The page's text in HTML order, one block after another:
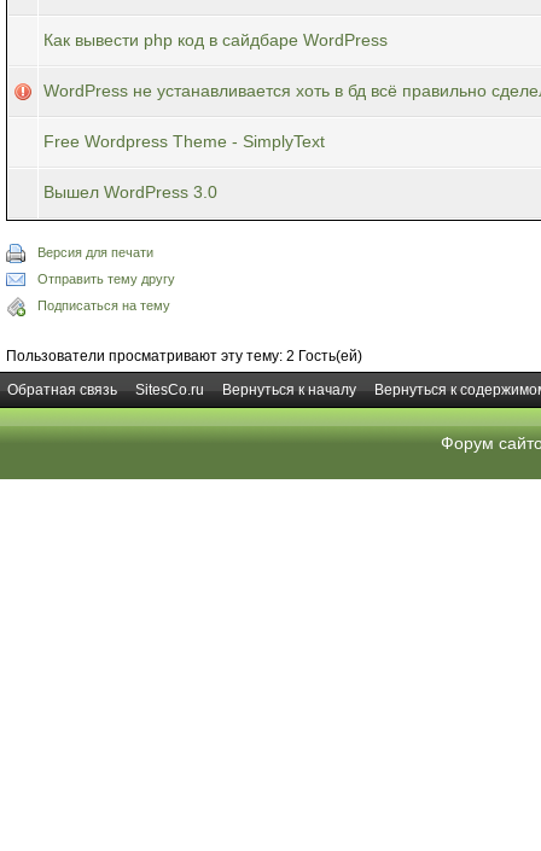
Как вывести php код в сайдбаре WordPress
WordPress не устанавливается хоть в бд всё правильно
Free Wordpress Theme - SimplyText
Вышел WordPress 3.0
Версия для печати
Отправить тему другу
Подписаться на тему
Пользователи просматривают эту тему: 2 Гость(ей)
Обратная связь
SitesCo.ru Вернуться к началу Вернуться к
Форум